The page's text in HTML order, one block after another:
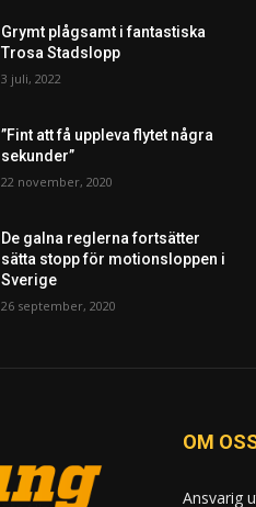
Grymt plågsamt i fantastiska
Trosa Stadslopp
3 juli, 2022
”Fint att få uppleva flytet några
sekunder”
22 november, 2020
De galna reglerna fortsätter
sätta stopp för motionsloppen i
Sverige
26 september, 2020
OM
Ansvarig